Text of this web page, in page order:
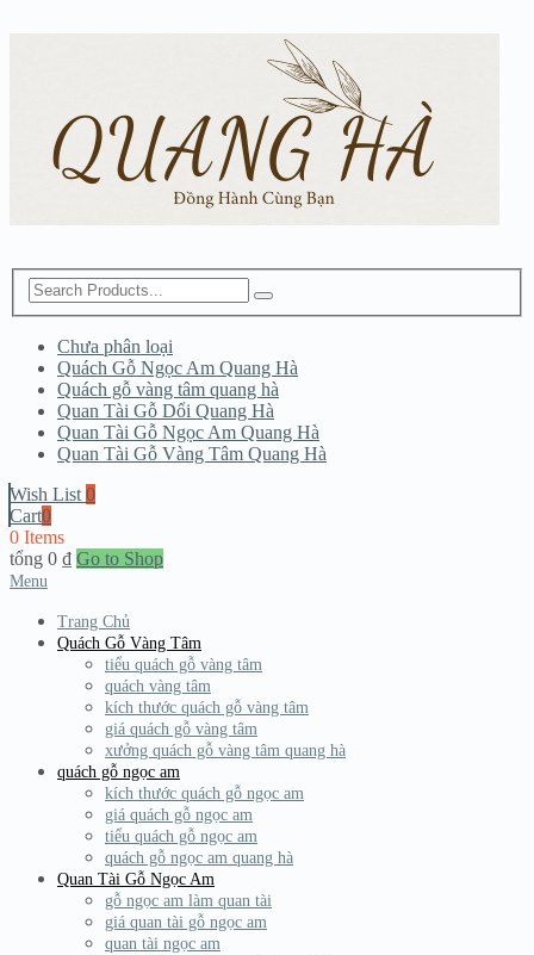
Chưa phân loại
Quách Gỗ Ngọc Am Quang Hà
Quách gỗ vàng tâm quang hà
Quan Tài Gỗ Dổi Quang Hà
Quan Tài Gỗ Ngọc Am Quang Hà
Quan Tài Gỗ Vàng Tâm Quang Hà
Wish List 0
Cart0
0 Items
tổng 0 ₫ Go to Shop
Menu
Trang Chủ
Quách Gỗ Vàng Tâm
tiểu quách gỗ vàng tâm
quách vàng tâm
kích thước quách gỗ vàng tâm
giá quách gỗ vàng tâm
xưởng quách gỗ vàng tâm quang hà
quách gỗ ngọc am
kích thước quách gỗ ngọc am
giá quách gỗ ngọc am
tiểu quách gỗ ngọc am
quách gỗ ngọc am quang hà
Quan Tài Gỗ Ngọc Am
gỗ ngọc am làm quan tài
giá quan tài gỗ ngọc am
quan tài ngọc am